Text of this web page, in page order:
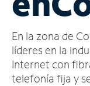
cuenta
Encuentra
una
tienda
En la zona de
líderes en la
Internet con
telefonía fija y